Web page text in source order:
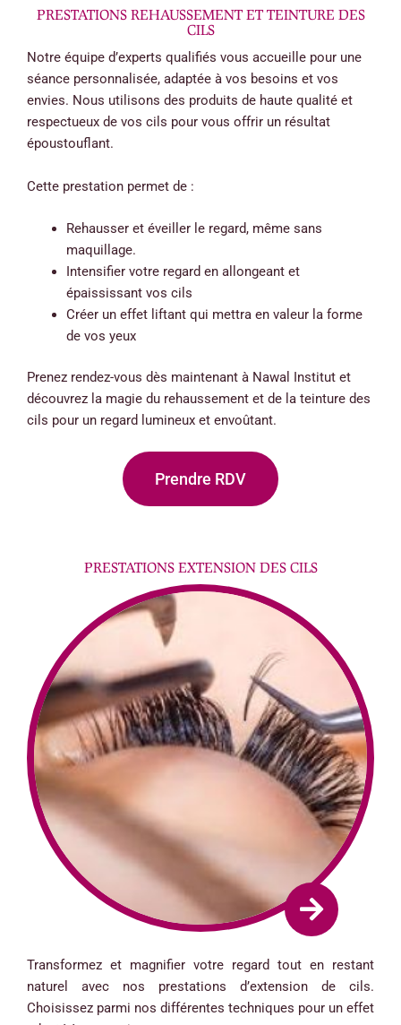
PRESTATIONS REHAUSSEMENT ET TEINTURE DES
CILS
Notre équipe d’experts qualifiés vous accueille pour une
séance personnalisée, adaptée à vos besoins et vos
envies. Nous utilisons des produits de haute qualité et
respectueux de vos cils pour vous offrir un résultat
époustouflant.
Cette prestation permet de :
Rehausser et éveiller le regard, même sans
maquillage.
Intensifier votre regard en allongeant et
épaississant vos cils
Créer un effet liftant qui mettra en valeur la forme
de vos yeux
Prenez rendez-vous dès maintenant à Nawal Institut et
découvrez la magie du rehaussement et de la teinture des
cils pour un regard lumineux et envoûtant.
Prendre RDV
PRESTATIONS EXTENSION DES CILS
Transformez et magnifier votre regard tout en restant
naturel avec nos prestations d’extension de cils.
Choisissez parmi nos différentes techniques pour un effet